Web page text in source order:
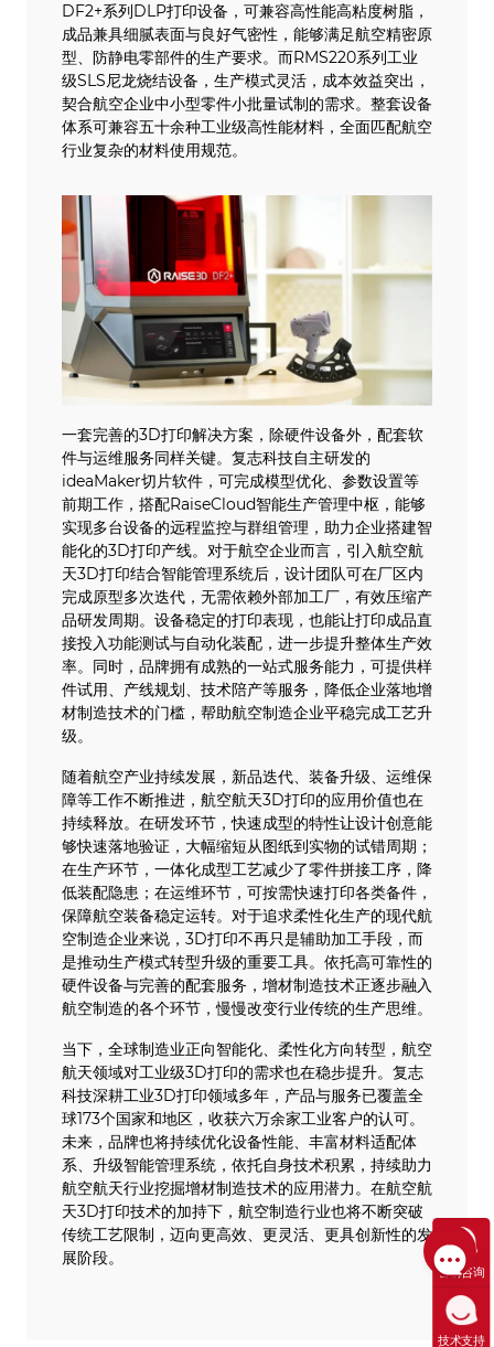
DF2+系列DLP打印设备，可兼容高性能高粘度树脂，
成品兼具细腻表面与良好气密性，能够满足航空精密原
型、防静电零部件的生产要求。而RMS220系列工业
级SLS尼龙烧结设备，生产模式灵活，成本效益突出，
契合航空企业中小型零件小批量试制的需求。整套设备
体系可兼容五十余种工业级高性能材料，全面匹配航空
行业复杂的材料使用规范。
一套完善的3D打印解决方案，除硬件设备外，配套软
件与运维服务同样关键。复志科技自主研发的
ideaMaker切片软件，可完成模型优化、参数设置等
前期工作，搭配RaiseCloud智能生产管理中枢，能够
实现多台设备的远程监控与群组管理，助力企业搭建智
能化的3D打印产线。对于航空企业而言，引入航空航
天3D打印结合智能管理系统后，设计团队可在厂区内
完成原型多次迭代，无需依赖外部加工厂，有效压缩产
品研发周期。设备稳定的打印表现，也能让打印成品直
接投入功能测试与自动化装配，进一步提升整体生产效
率。同时，品牌拥有成熟的一站式服务能力，可提供样
件试用、产线规划、技术陪产等服务，降低企业落地增
材制造技术的门槛，帮助航空制造企业平稳完成工艺升
级。
随着航空产业持续发展，新品迭代、装备升级、运维保
障等工作不断推进，航空航天3D打印的应用价值也在
持续释放。在研发环节，快速成型的特性让设计创意能
够快速落地验证，大幅缩短从图纸到实物的试错周期；
在生产环节，一体化成型工艺减少了零件拼接工序，降
低装配隐患；在运维环节，可按需快速打印各类备件，
保障航空装备稳定运转。对于追求柔性化生产的现代航
空制造企业来说，3D打印不再只是辅助加工手段，而
是推动生产模式转型升级的重要工具。依托高可靠性的
硬件设备与完善的配套服务，增材制造技术正逐步融入
航空制造的各个环节，慢慢改变行业传统的生产思维。
当下，全球制造业正向智能化、柔性化方向转型，航空
航天领域对工业级3D打印的需求也在稳步提升。复志
科技深耕工业3D打印领域多年，产品与服务已覆盖全
球173个国家和地区，收获六万余家工业客户的认可。
未来，品牌也将持续优化设备性能、丰富材料适配体
系、升级智能管理系统，依托自身技术积累，持续助力
航空航天行业挖掘增材制造技术的应用潜力。在航空航
天3D打印技术的加持下，航空制造行业也将不断突破
传统工艺限制，迈向更高效、更灵活、更具创新性的发
展阶段。
售前咨询
技术支持